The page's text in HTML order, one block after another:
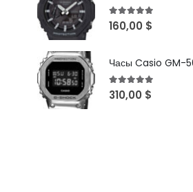
5out of 5
160,00 $
Часы Casio GM-
5out of 5
310,00 $